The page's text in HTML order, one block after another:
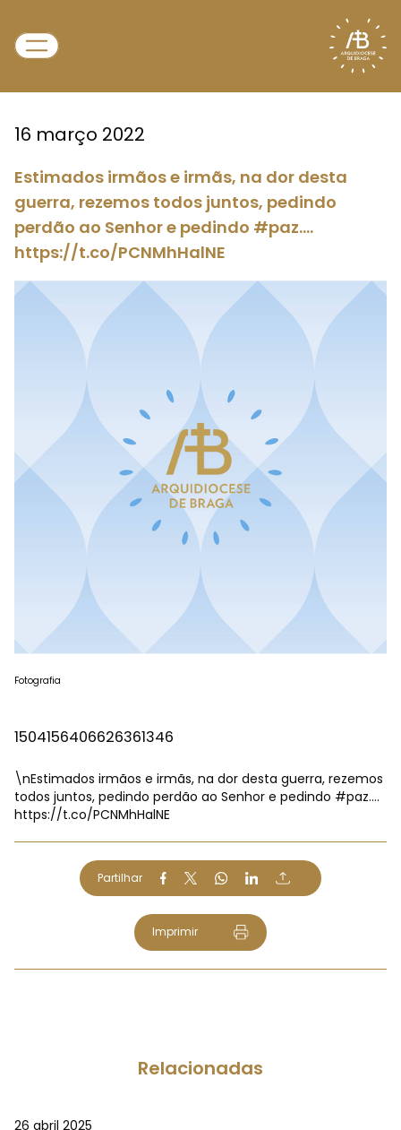
16 março 2022
Estimados irmãos e irmãs, na dor desta
guerra, rezemos todos juntos, pedindo
perdão ao Senhor e pedindo #paz.…
https://t.co/PCNMhHalNE
Fotografia
1504156406626361346
\nEstimados irmãos e irmãs, na dor desta guerra, rezemos
todos juntos, pedindo perdão ao Senhor e pedindo #paz.…
https://t.co/PCNMhHalNE
Partilhar
Imprimir
Relacionadas
26 abril 2025